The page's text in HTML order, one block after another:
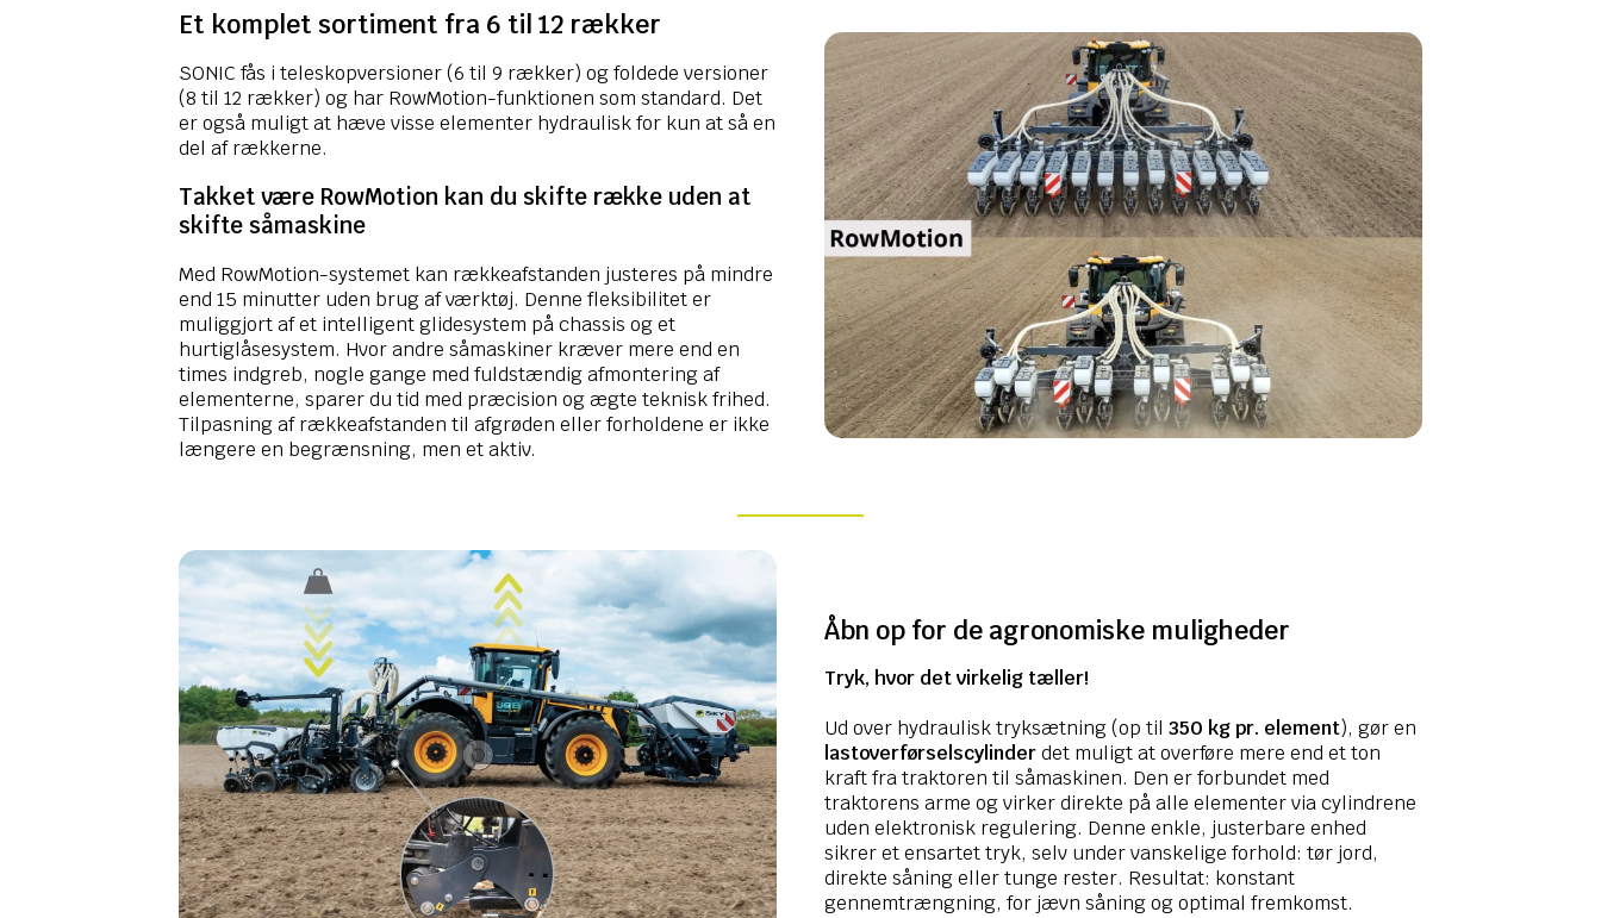
Et komplet sortiment fra 6 til 12 rækker
SONIC fås i teleskopversioner (6 til 9 rækker) og foldede versioner
(8 til 12 rækker) og har RowMotion-funktionen som standard. Det
er også muligt at hæve visse elementer hydraulisk for kun at så en
del af rækkerne.
Takket være RowMotion kan du skifte række uden at
skifte såmaskine
Med RowMotion-systemet kan rækkeafstanden justeres på mindre
end 15 minutter uden brug af værktøj. Denne fleksibilitet er
muliggjort af et intelligent glidesystem på chassis og et
hurtiglåsesystem. Hvor andre såmaskiner kræver mere end en
times indgreb, nogle gange med fuldstændig afmontering af
elementerne, sparer du tid med præcision og ægte teknisk frihed.
Tilpasning af rækkeafstanden til afgrøden eller forholdene er ikke
længere en begrænsning, men et aktiv.
Åbn op for de agronomiske muligheder
Tryk, hvor det virkelig tæller!
Ud over hydraulisk tryksætning (op til 350 kg pr. element), gør en
lastoverførselscylinderdet muligt at overføre mere end et ton
kraft fra traktoren til såmaskinen. Den er forbundet med
traktorens arme og virker direkte på alle elementer via cylindrene
uden elektronisk regulering. Denne enkle, justerbare enhed
sikrer et ensartet tryk, selv under vanskelige forhold: tør jord,
direkte såning eller tunge rester. Resultat: konstant
gennemtrængning, for jævn såning og optimal fremkomst.